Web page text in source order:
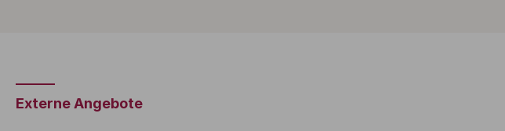
Externe Angebote